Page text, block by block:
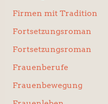
Firmen mit Tradition
Fortsetzungsroman
Fortsetzungsroman
Frauenberufe
Frauenbewegung